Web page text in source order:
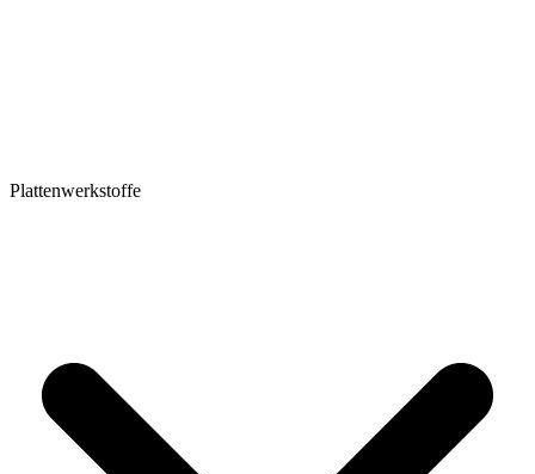
Plattenwerkstoffe